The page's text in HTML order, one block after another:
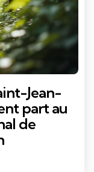
Jean-
part au
de